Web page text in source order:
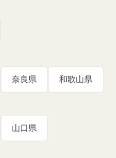
奈良県 和歌山県
山口県